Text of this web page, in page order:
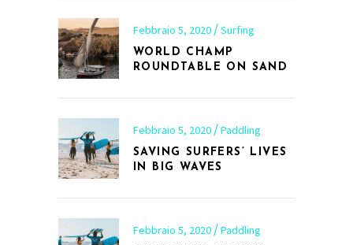
Febbraio 5, 2020 Surfing
WORLD CHAMP
ROUNDTABLE ON SAND
Febbraio 5, 2020 Paddling
SAVING SURFERS’ LIVES
IN BIG WAVES
Febbraio 5, 2020 Paddling